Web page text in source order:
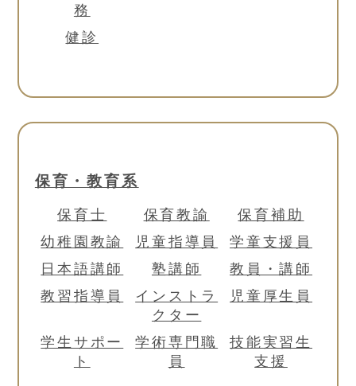
務
健診
保育・教育系
保育士 保育教諭
保育補助
幼稚園教諭
児童指導員
学童支援員
日本語講師
塾講師
教員・講師
教習指導員
インストラ
クター
児童厚生員
学生サポー
ト
学術専門職
員
技能実習生
支援